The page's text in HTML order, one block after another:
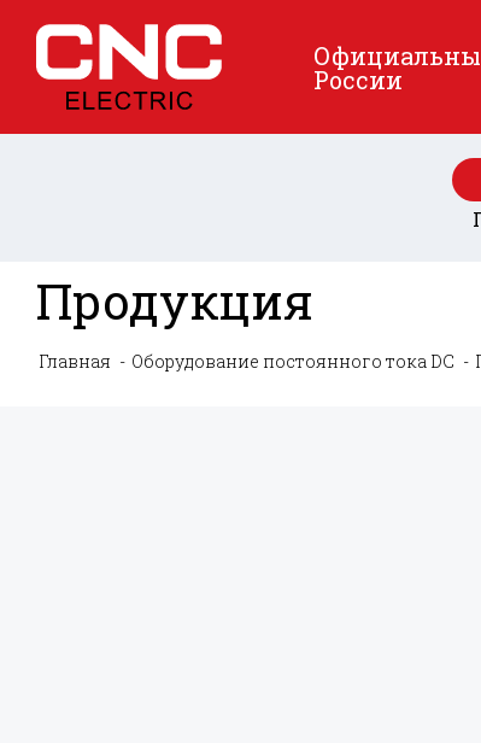
России
Продукция
Главная Оборудование постоянного тока DC